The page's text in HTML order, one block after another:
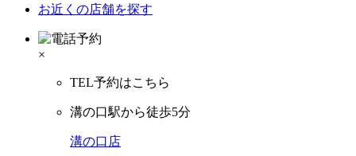
お近くの店舗を探す
×
TEL予約はこちら
溝の口駅から徒歩5分
溝の口店